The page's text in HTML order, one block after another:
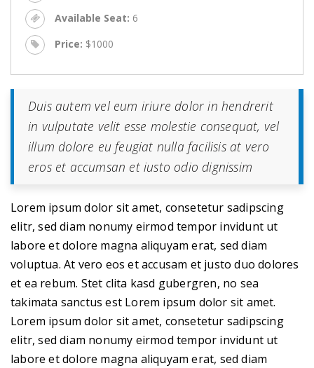
Available Seat: 6
Price: $1000
Duis autem vel eum iriure dolor in hendrerit
in vulputate velit esse molestie consequat, vel
illum dolore eu feugiat nulla facilisis at vero
eros et accumsan et iusto odio dignissim
Lorem ipsum dolor sit amet, consetetur sadipscing
elitr, sed diam nonumy eirmod tempor invidunt ut
labore et dolore magna aliquyam erat, sed diam
voluptua. At vero eos et accusam et justo duo dolores
et ea rebum. Stet clita kasd gubergren, no sea
takimata sanctus est Lorem ipsum dolor sit amet.
Lorem ipsum dolor sit amet, consetetur sadipscing
elitr, sed diam nonumy eirmod tempor invidunt ut
labore et dolore magna aliquyam erat, sed diam